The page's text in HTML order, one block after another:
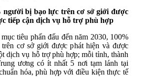
người bị bạo lực trên cơ sở giới được
tiếp cận dịch vụ hỗ trợ phù hợp
tiêu phấn đấu đến năm 2030, 100%
cơ sở giới được phát hiện và được
dịch vụ hỗ trợ phù hợp; mỗi tỉnh, thành
ương có ít nhất 5 nơi tạm lánh tại
hóa, phù hợp với điều kiện thực tế